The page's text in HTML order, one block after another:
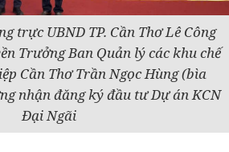
trực UBND TP. Cần Thơ Lê Công
Trưởng Ban Quản lý các khu chế
Cần Thơ Trần Ngọc Hùng (bìa
nhận đăng ký đầu tư Dự án KCN
Đại Ngãi